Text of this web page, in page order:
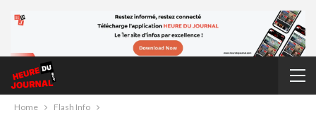
Home Flash Info